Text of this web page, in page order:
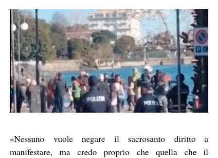
«Nessuno vuole negare il sacrosanto diritto a
manifestare, ma credo proprio che quella che il